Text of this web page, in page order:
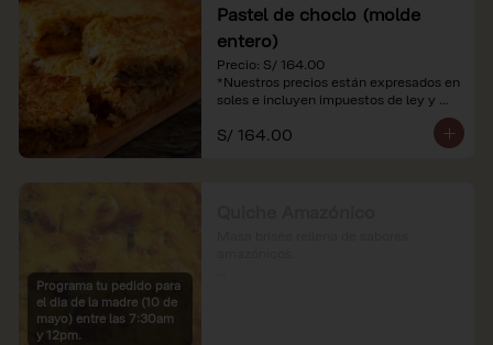
Pastel de choclo (molde
entero)
Precio: S/ 164.00
*Nuestros precios están expresados en
soles e incluyen impuestos de ley y
S/ 164.00
Programa tu pedido para
el dia de la madre (10 de
mayo) entre las 7:30am
y 12pm.